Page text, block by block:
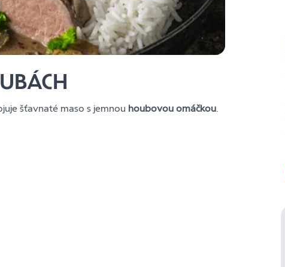
šťavnaté maso s jemnou houbovou omáčkou.